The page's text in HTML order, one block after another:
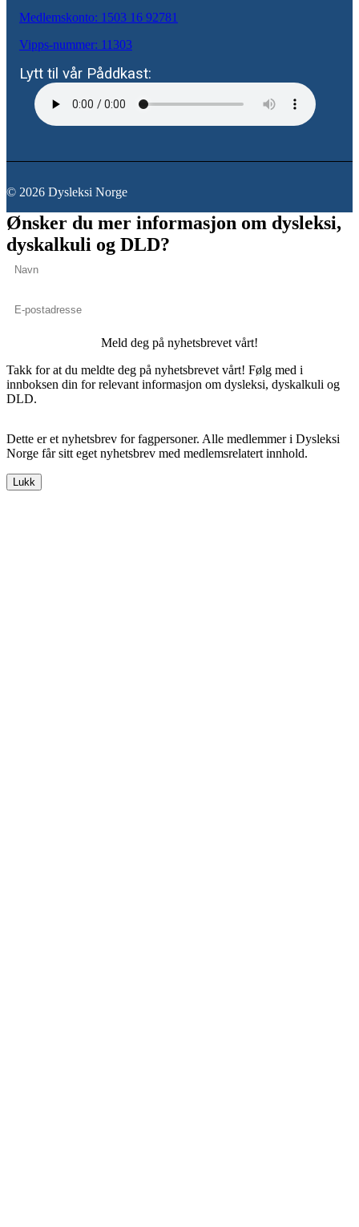
Medlemskonto: 1503 16 92781
Vipps-nummer: 11303
Lytt til vår Påddkast:
© 2026 Dysleksi Norge
Ønsker du mer informasjon om dysleksi,
dyskalkuli og DLD?
Meld deg på nyhetsbrevet vårt!
Takk for at du meldte deg på nyhetsbrevet vårt! Følg med i
innboksen din for relevant informasjon om dysleksi, dyskalkuli og
DLD.
Dette er et nyhetsbrev for fagpersoner. Alle medlemmer i Dysleksi
Norge får sitt eget nyhetsbrev med medlemsrelatert innhold.
Lukk